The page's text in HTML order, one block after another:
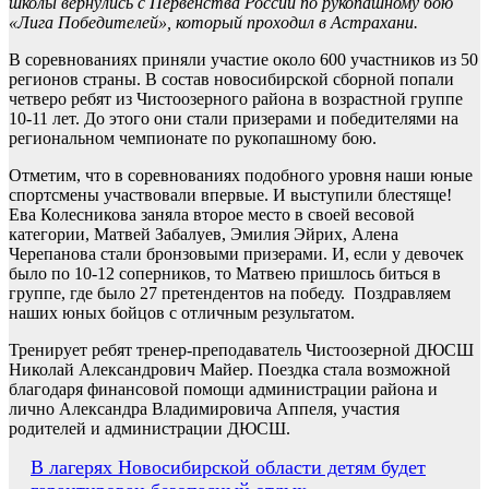
«Лига Победителей», который проходил в Астрахани.
В соревнованиях приняли участие около 600 участников из 50
регионов страны. В состав новосибирской сборной попали
четверо ребят из Чистоозерного района в возрастной группе
10-11 лет. До этого они стали призерами и победителями на
региональном чемпионате по рукопашному бою.
Отметим, что в соревнованиях подобного уровня наши юные
спортсмены участвовали впервые. И выступили блестяще!
Ева Колесникова заняла второе место в своей весовой
категории, Матвей Забалуев, Эмилия Эйрих, Алена
Черепанова стали бронзовыми призерами. И, если у девочек
было по 10-12 соперников, то Матвею пришлось биться в
группе, где было 27 претендентов на победу. Поздравляем
наших юных бойцов с отличным результатом.
Тренирует ребят тренер-преподаватель Чистоозерной ДЮСШ
Николай Александрович Майер. Поездка стала возможной
благодаря финансовой помощи администрации района и
лично Александра Владимировича Аппеля, участия
родителей и администрации ДЮСШ.
Навигация
В лагерях Новосибирской области детям будет